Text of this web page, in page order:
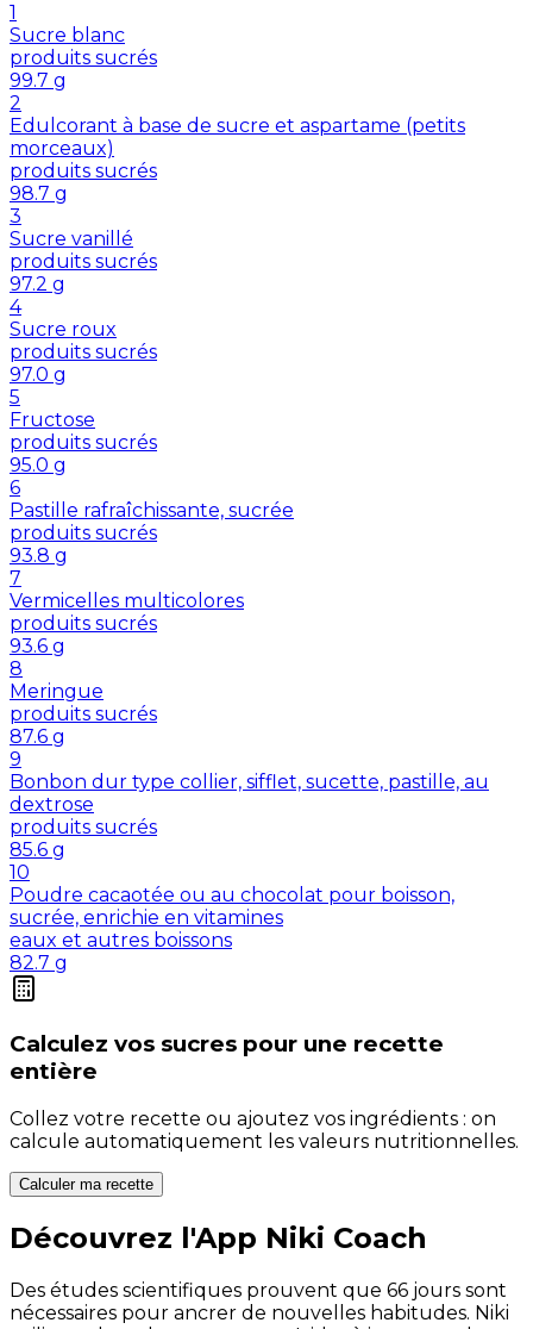
1
Sucre blanc
produits sucrés
99.7 g
2
Edulcorant à base de sucre et aspartame (petits
morceaux)
produits sucrés
98.7 g
3
Sucre vanillé
produits sucrés
97.2 g
4
Sucre roux
produits sucrés
97.0 g
5
Fructose
produits sucrés
95.0 g
6
Pastille rafraîchissante, sucrée
produits sucrés
93.8 g
7
Vermicelles multicolores
produits sucrés
93.6 g
8
Meringue
produits sucrés
87.6 g
9
Bonbon dur type collier, sifflet, sucette, pastille, au
dextrose
produits sucrés
85.6 g
10
Poudre cacaotée ou au chocolat pour boisson,
sucrée, enrichie en vitamines
eaux et autres boissons
82.7 g
Calculez vos sucres pour une recette
entière
Collez votre recette ou ajoutez vos ingrédients : on
calcule automatiquement les valeurs nutritionnelles.
Calculer ma recette
Découvrez l'App Niki Coach
Des études scientifiques prouvent que 66 jours sont
nécessaires pour ancrer de nouvelles habitudes. Niki